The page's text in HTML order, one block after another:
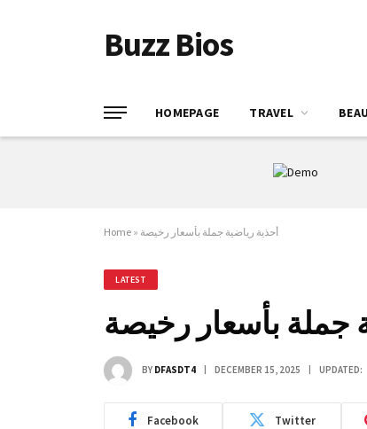
Buzz Bios
HOMEPAGE TRAVEL
Home » أحذية رياضية جملة بأسعار رخيصة
LATEST
جملة بأسعار رخيصة
BY DFASDT4 DECEMBER 15, 2025 UPDATED:
Facebook Twitter